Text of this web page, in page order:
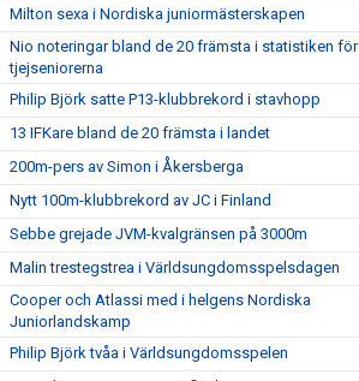
Milton sexa i Nordiska juniormästerskapen
Nio noteringar bland de 20 främsta i statistiken för
tjejseniorerna
Philip Björk satte P13-klubbrekord i stavhopp
13 IFKare bland de 20 främsta i landet
200m-pers av Simon i Åkersberga
Nytt 100m-klubbrekord av JC i Finland
Sebbe grejade JVM-kvalgränsen på 3000m
Malin trestegstrea i Världsungdomsspelsdagen
Cooper och Atlassi med i helgens Nordiska
Juniorlandskamp
Philip Björk tvåa i Världsungdomsspelen